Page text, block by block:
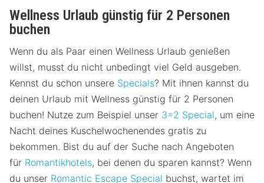
Wellness Urlaub günstig für 2 Personen
buchen
Wenn du als Paar einen Wellness Urlaub genießen
willst, musst du nicht unbedingt viel Geld ausgeben.
Kennst du schon unsere Specials? Mit ihnen kannst du
deinen Urlaub mit Wellness günstig für 2 Personen
buchen! Nutze zum Beispiel unser 3=2 Special, um eine
Nacht deines Kuschelwochenendes gratis zu
bekommen. Bist du auf der Suche nach Angeboten
für Romantikhotels, bei denen du sparen kannst? Wenn
du unser Romantic Escape Special buchst, wartet im